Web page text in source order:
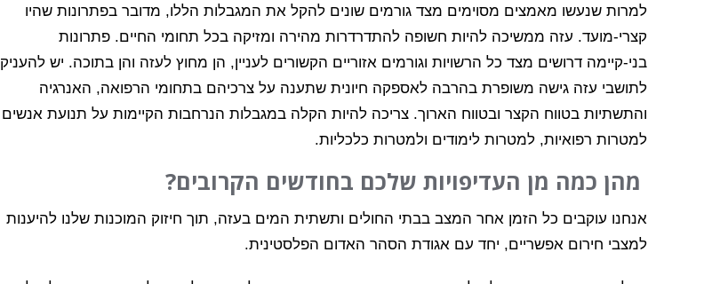
למרות שנעשו מאמצים מסוימים מצד גורמים שונים להקל את המגבלות הללו, מדובר בפתרונות שהיו
קצרי-מועד. עזה ממשיכה להיות חשופה להתדרדרות מהירה ומזיקה בכל תחומי החיים. פתרונות
בני-קיימה דרושים מצד כל הרשויות וגורמים אזוריים הקשורים לעניין, הן מחוץ לעזה והן בתוכה. יש להעניק
לתושבי עזה גישה משופרת בהרבה לאספקה חיונית שתענה על צרכיהם בתחומי הרפואה, האנרגיה
והתשתיות בטווח הקצר ובטווח הארוך. צריכה להיות הקלה במגבלות הנרחבות הקיימות על תנועת אנשים
למטרות רפואיות, למטרות לימודים ולמטרות כלכליות.
מהן כמה מן העדיפויות שלכם בחודשים הקרובים?
אנחנו עוקבים כל הזמן אחר המצב בבתי החולים ותשתית המים בעזה, תוך חיזוק המוכנות שלנו להיענות
למצבי חירום אפשריים, יחד עם אגודת הסהר האדום הפלסטינית.